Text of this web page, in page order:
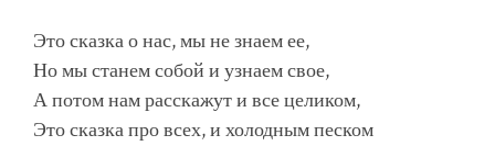
Это сказка о нас, мы не знаем ее,
Но мы станем собой и узнаем свое,
А потом нам расскажут и все целиком,
Это сказка про всех, и холодным песком